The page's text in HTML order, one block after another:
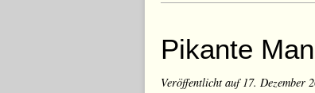
Pikante
Veröffentlicht auf17. Dezember